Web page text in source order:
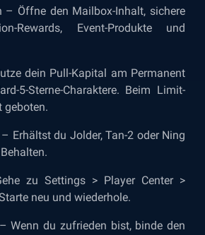
– Öffne den Mailbox-Inhalt, sichere
Rewards, Event-Produkte und
dein Pull-Kapital am Permanent
5-Sterne-Charaktere. Beim Limit-
geboten.
Erhältst du Jolder, Tan-2 oder Ning
zu Settings > Player Center >
neu und wiederhole.
Wenn du zufrieden bist, binde den